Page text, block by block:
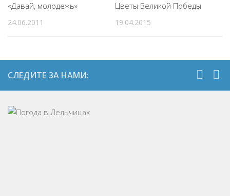
«Давай, молодежь»
24.06.2011
Цветы Великой Победы
19.04.2015
СЛЕДИТЕ ЗА НАМИ: